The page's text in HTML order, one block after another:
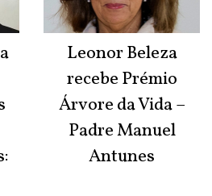
Leonor Beleza
recebe Prémio
Árvore da Vida –
Padre Manuel
Antunes